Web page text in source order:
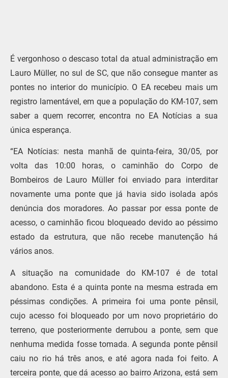
É vergonhoso o descaso total da atual administração em
Lauro Müller, no sul de SC, que não consegue manter as
pontes no interior do município. O EA recebeu mais um
registro lamentável, em que a população do KM-107, sem
saber a quem recorrer, encontra no EA Notícias a sua
única esperança.
“EA Notícias: nesta manhã de quinta-feira, 30/05, por
volta das 10:00 horas, o caminhão do Corpo de
Bombeiros de Lauro Müller foi enviado para interditar
novamente uma ponte que já havia sido isolada após
denúncia dos moradores. Ao passar por essa ponte de
acesso, o caminhão ficou bloqueado devido ao péssimo
estado da estrutura, que não recebe manutenção há
vários anos.
A situação na comunidade do KM-107 é de total
abandono. Esta é a quinta ponte na mesma estrada em
péssimas condições. A primeira foi uma ponte pênsil,
cujo acesso foi bloqueado por um novo proprietário do
terreno, que posteriormente derrubou a ponte, sem que
nenhuma medida fosse tomada. A segunda ponte pênsil
caiu no rio há três anos, e até agora nada foi feito. A
terceira ponte, que dá acesso ao bairro Arizona, está sem